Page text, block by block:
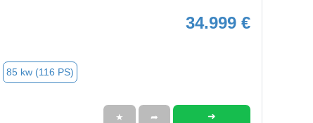
34.999 €
85 kw (116 PS)
★ ➦ ➜